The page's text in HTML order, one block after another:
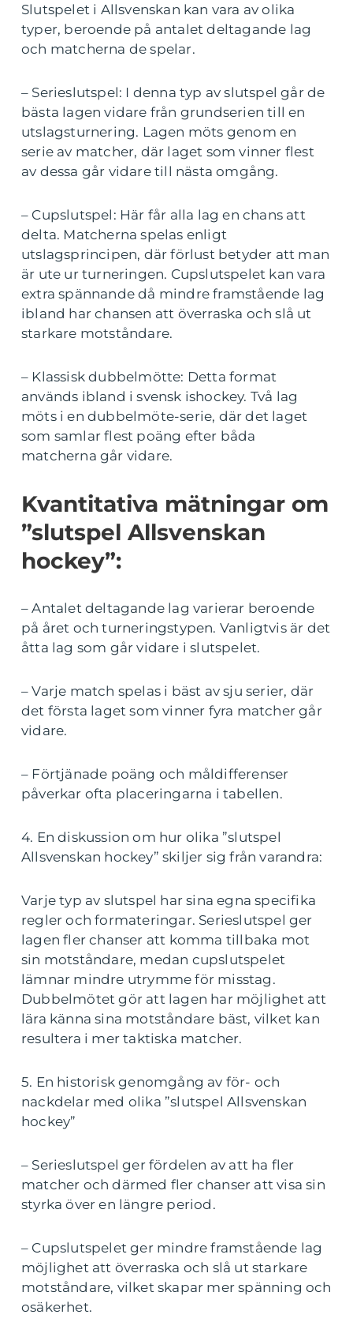
Slutspelet i Allsvenskan kan vara av olika
typer, beroende på antalet deltagande lag
och matcherna de spelar.
– Serieslutspel: I denna typ av slutspel går de
bästa lagen vidare från grundserien till en
utslagsturnering. Lagen möts genom en
serie av matcher, där laget som vinner flest
av dessa går vidare till nästa omgång.
– Cupslutspel: Här får alla lag en chans att
delta. Matcherna spelas enligt
utslagsprincipen, där förlust betyder att man
är ute ur turneringen. Cupslutspelet kan vara
extra spännande då mindre framstående lag
ibland har chansen att överraska och slå ut
starkare motståndare.
– Klassisk dubbelmötte: Detta format
används ibland i svensk ishockey. Två lag
möts i en dubbelmöte-serie, där det laget
som samlar flest poäng efter båda
matcherna går vidare.
Kvantitativa mätningar om
”slutspel Allsvenskan
hockey”:
– Antalet deltagande lag varierar beroende
på året och turneringstypen. Vanligtvis är det
åtta lag som går vidare i slutspelet.
– Varje match spelas i bäst av sju serier, där
det första laget som vinner fyra matcher går
vidare.
– Förtjänade poäng och måldifferenser
påverkar ofta placeringarna i tabellen.
4. En diskussion om hur olika ”slutspel
Allsvenskan hockey” skiljer sig från varandra:
Varje typ av slutspel har sina egna specifika
regler och formateringar. Serieslutspel ger
lagen fler chanser att komma tillbaka mot
sin motståndare, medan cupslutspelet
lämnar mindre utrymme för misstag.
Dubbelmötet gör att lagen har möjlighet att
lära känna sina motståndare bäst, vilket kan
resultera i mer taktiska matcher.
5. En historisk genomgång av för- och
nackdelar med olika ”slutspel Allsvenskan
hockey”
– Serieslutspel ger fördelen av att ha fler
matcher och därmed fler chanser att visa sin
styrka över en längre period.
– Cupslutspelet ger mindre framstående lag
möjlighet att överraska och slå ut starkare
motståndare, vilket skapar mer spänning och
osäkerhet.